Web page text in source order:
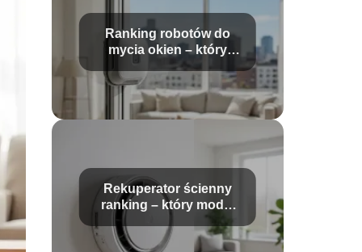
Ranking robotów do
mycia okien – który
model wybrać?
Rekuperator ścienny
ranking – który model